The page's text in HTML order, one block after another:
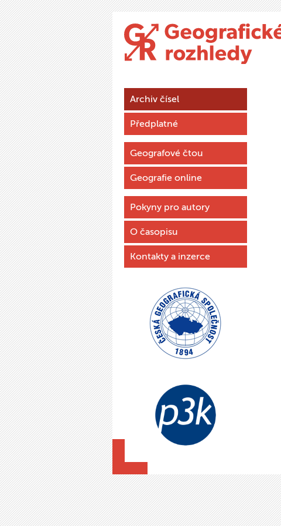
Archiv čísel
Předplatné
Geografové čtou
Geografie online
Pokyny pro autory
O časopisu
Kontakty a inzerce